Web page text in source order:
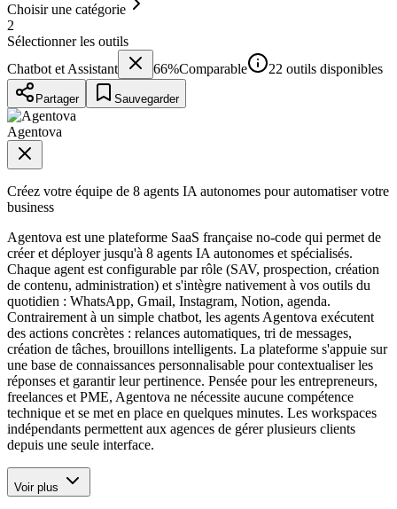
Choisir une catégorie
2
Sélectionner les outils
Chatbot et Assistant
66%Comparable 22 outils disponibles
Partager Sauvegarder
Agentova
Créez votre équipe de 8 agents IA autonomes pour automatiser votre
business
Agentova est une plateforme SaaS française no-code qui permet de
créer et déployer jusqu'à 8 agents IA autonomes et spécialisés.
Chaque agent est configurable par rôle (SAV, prospection, création
de contenu, administration) et s'intègre nativement à vos outils du
quotidien : WhatsApp, Gmail, Instagram, Notion, agenda.
Contrairement à un simple chatbot, les agents Agentova exécutent
des actions concrètes : relances automatiques, tri de messages,
création de tâches, brouillons intelligents. La plateforme s'appuie sur
une base de connaissances personnalisable pour contextualiser les
réponses et garantir leur pertinence. Pensée pour les entrepreneurs,
freelances et PME, Agentova ne nécessite aucune compétence
technique et se met en place en quelques minutes. Les workspaces
indépendants permettent aux agences de gérer plusieurs clients
depuis une seule interface.
Voir plus